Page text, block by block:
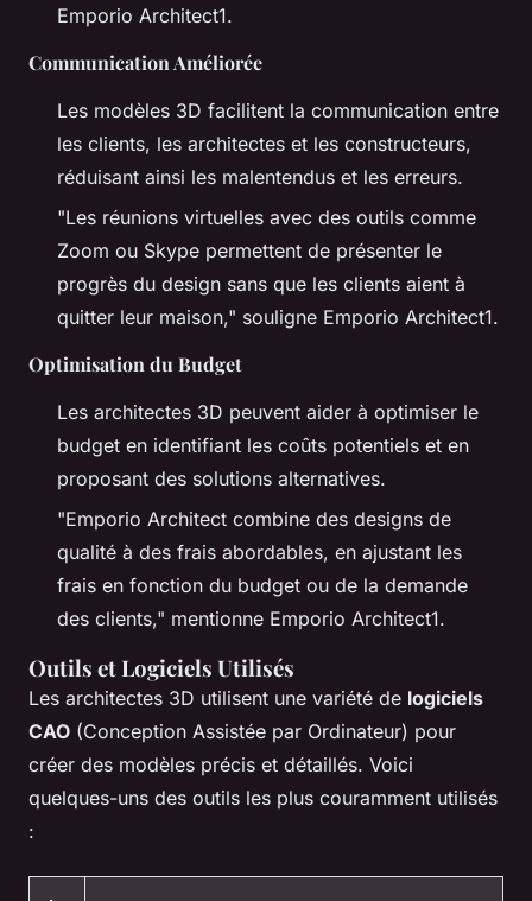
Emporio Architect1.
Communication Améliorée
Les modèles 3D facilitent la communication entre
les clients, les architectes et les constructeurs,
réduisant ainsi les malentendus et les erreurs.
"Les réunions virtuelles avec des outils comme
Zoom ou Skype permettent de présenter le
progrès du design sans que les clients aient à
quitter leur maison," souligne Emporio Architect1.
Optimisation du Budget
Les architectes 3D peuvent aider à optimiser le
budget en identifiant les coûts potentiels et en
proposant des solutions alternatives.
"Emporio Architect combine des designs de
qualité à des frais abordables, en ajustant les
frais en fonction du budget ou de la demande
des clients," mentionne Emporio Architect1.
Outils et Logiciels Utilisés
Les architectes 3D utilisent une variété de logiciels
CAO (Conception Assistée par Ordinateur) pour
créer des modèles précis et détaillés. Voici
quelques-uns des outils les plus couramment utilisés
: